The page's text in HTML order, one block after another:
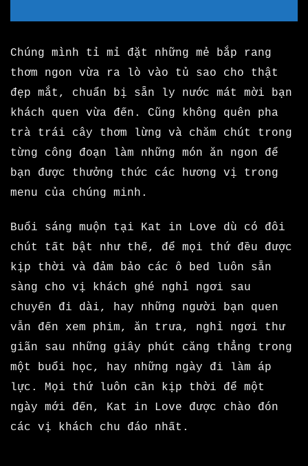
Chúng mình tỉ mỉ đặt những mẻ bắp rang
thơm ngon vừa ra lò vào tủ sao cho thật
đẹp mắt, chuẩn bị sẵn ly nước mát mời bạn
khách quen vừa đến. Cũng không quên pha
trà trái cây thơm lừng và chăm chút trong
từng công đoạn làm những món ăn ngon để
bạn được thưởng thức các hương vị trong
menu của chúng minh.
Buổi sáng muộn tại Kat in Love dù có đôi
chút tất bật như thế, để mọi thứ đều được
kịp thời và đảm bảo các ô bed luôn sẵn
sàng cho vị khách ghé nghỉ ngơi sau
chuyến đi dài, hay những người bạn quen
vẫn đến xem phim, ăn trưa, nghỉ ngơi thư
giãn sau những giây phút căng thẳng trong
một buổi học, hay những ngày đi làm áp
lực. Mọi thứ luôn cần kịp thời để một
ngày mới đến, Kat in Love được chào đón
các vị khách chu đáo nhất.